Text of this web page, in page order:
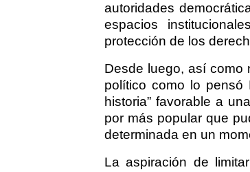
autoridades
espacios
protección de los
Desde luego, así como
político como lo pensó
historia” favorable a
por más popular que
determinada en un
La aspiración de